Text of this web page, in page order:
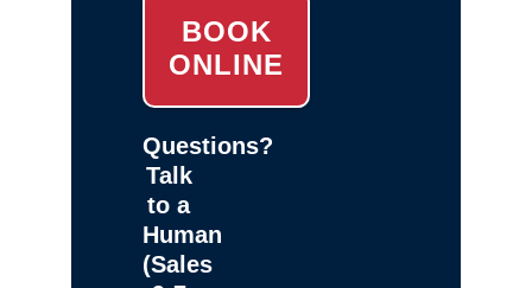
BOOK
ONLINE
Questions?
Talk
to a
Human
(Sales